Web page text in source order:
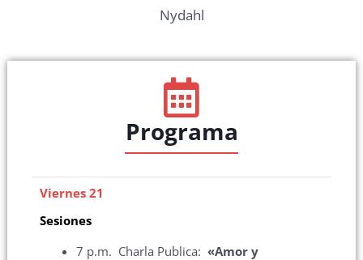
Nydahl
Programa
Viernes 21
Sesiones
7 p.m. Charla Publica: «Amor y